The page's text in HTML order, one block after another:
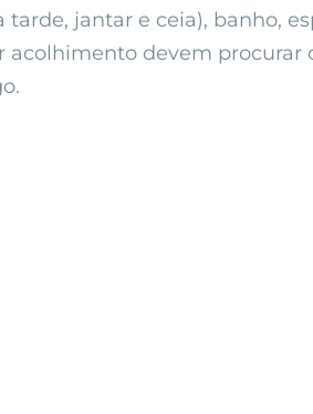
jantar e ceia), banho,
devem procurar